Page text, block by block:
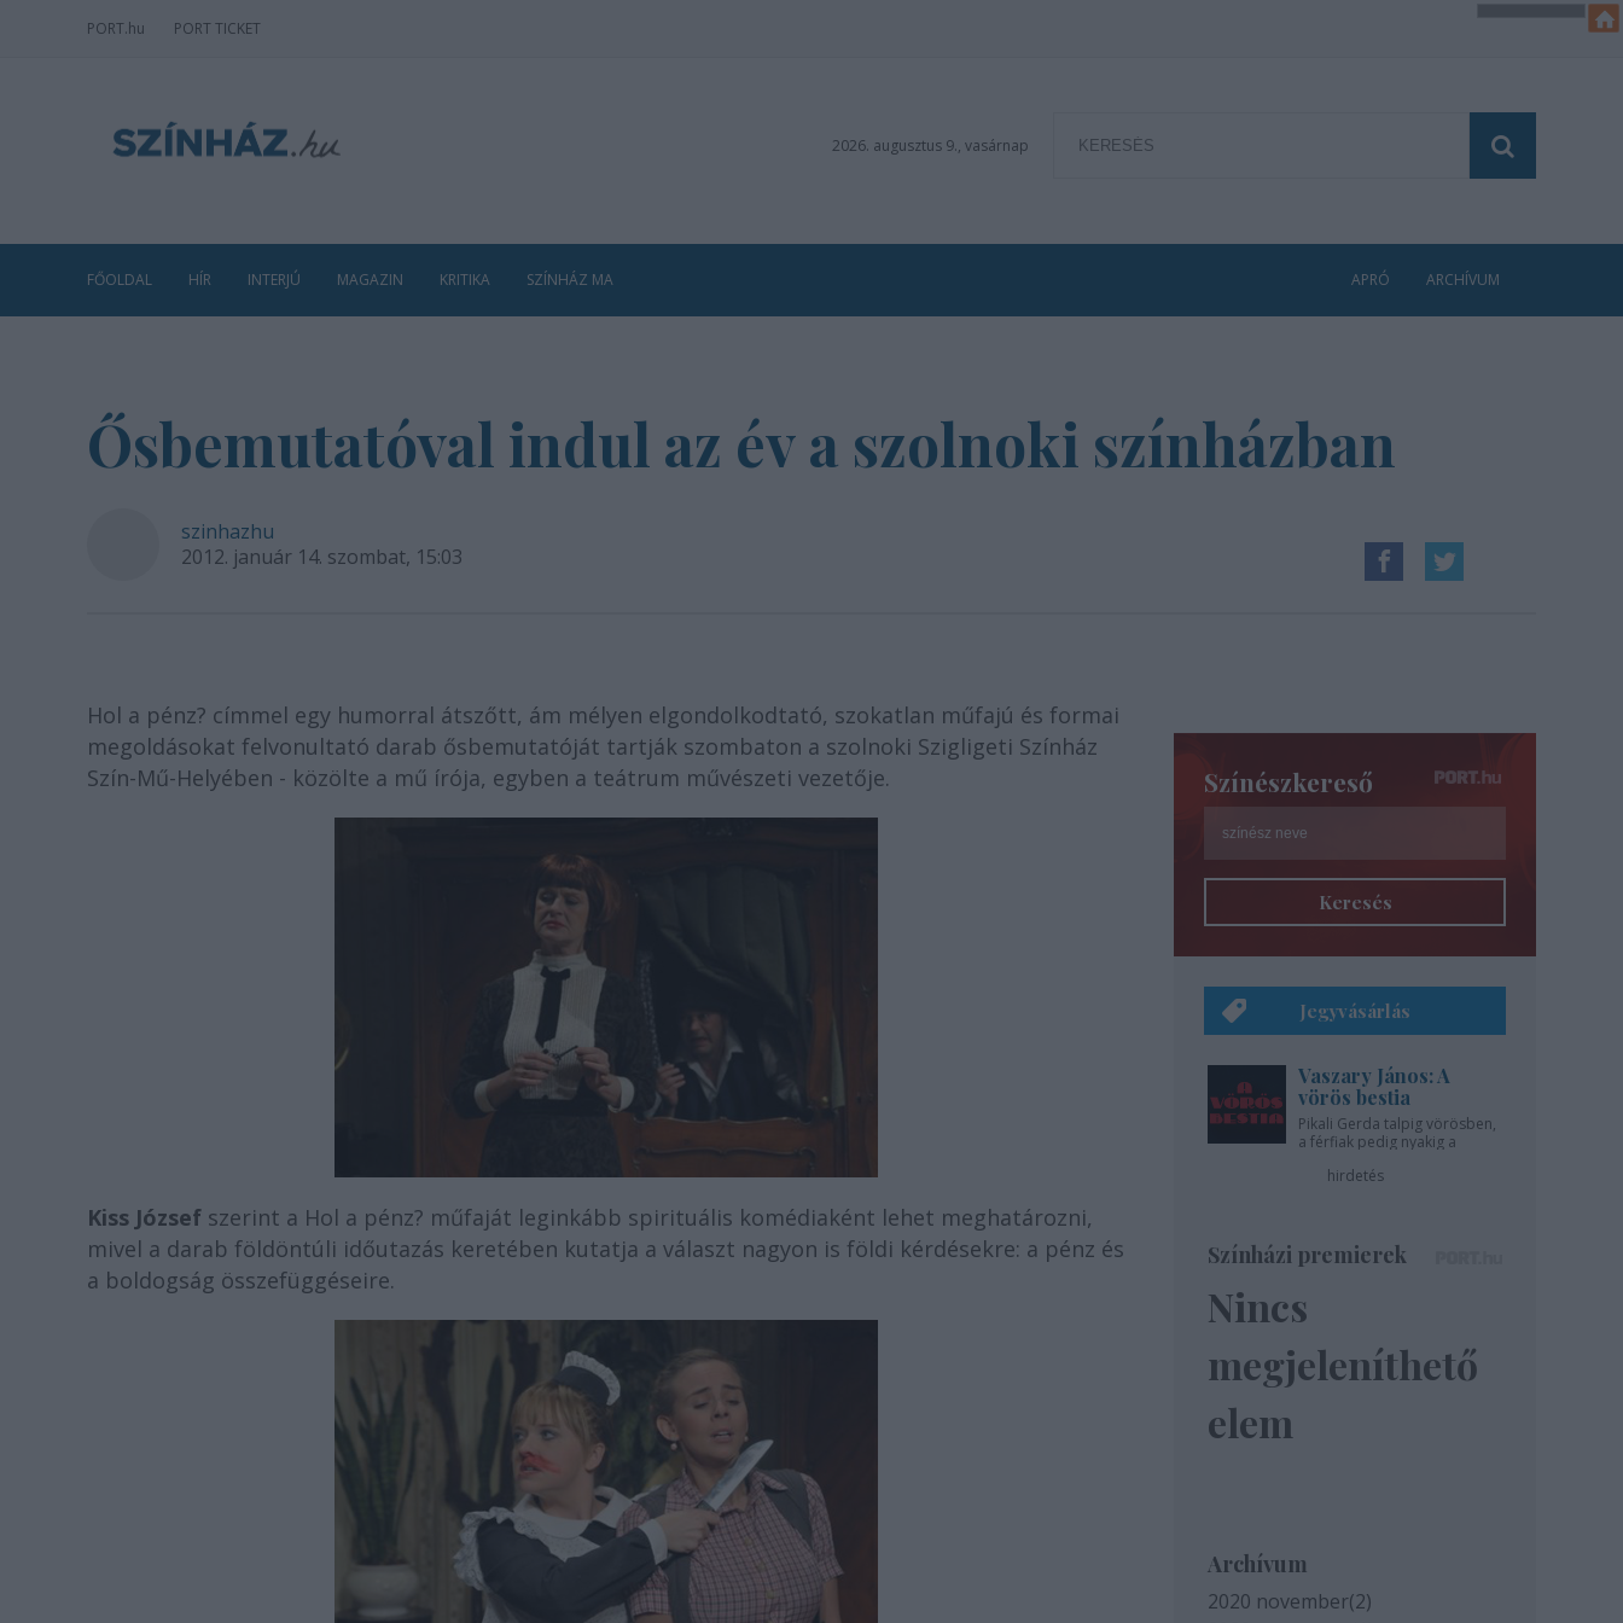
PORT.hu PORT TICKET
2026. augusztus 9., vasárnap
FŐOLDAL HÍR INTERJÚ MAGAZIN KRITIKA SZÍNHÁZ MA APRÓ ARCHÍVUM
Ősbemutatóval indul az év a szolnoki színházban
szinhazhu
2012. január 14. szombat, 15:03
Hol a pénz? címmel egy humorral átszőtt, ám mélyen elgondolkodtató, szokatlan műfajú és formai
megoldásokat felvonultató darab ősbemutatóját tartják szombaton a szolnoki Szigligeti Színház
Szín-Mű-Helyében - közölte a mű írója, egyben a teátrum művészeti vezetője.
Kiss József szerint a Hol a pénz? műfaját leginkább spirituális komédiaként lehet meghatározni,
mivel a darab földöntúli időutazás keretében kutatja a választ nagyon is földi kérdésekre: a pénz és
a boldogság összefüggéseire.
Színészkereső
Keresés
Jegyvásárlás
Vaszary János: A
vörös bestia
Pikali Gerda talpig vörösben,
a férfiak pedig nyakig a
hirdetés
Színházi premierek
Nincs
megjeleníthető
elem
Archívum
2020 november(2)